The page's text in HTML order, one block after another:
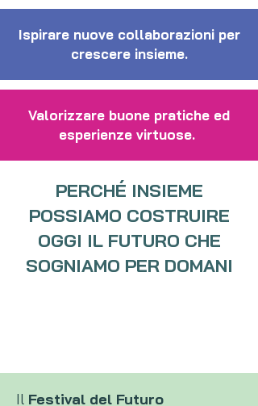
Ispirare nuove collaborazioni per
crescere insieme.
Valorizzare buone pratiche ed
esperienze virtuose.
PERCHÉ INSIEME
POSSIAMO COSTRUIRE
OGGI IL FUTURO CHE
SOGNIAMO PER DOMANI
Il Festival del Futuro